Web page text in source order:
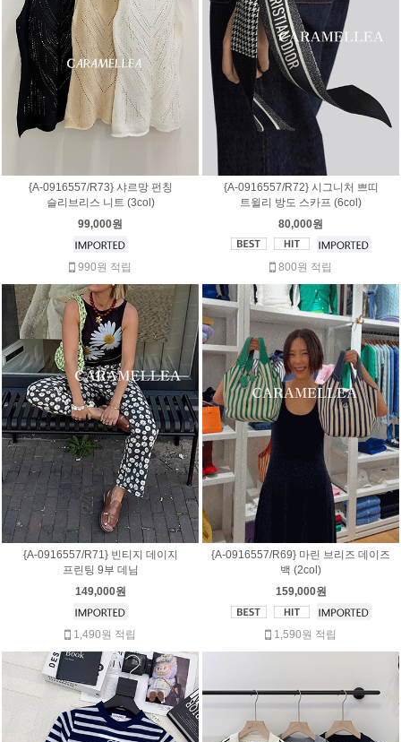
{A-0916557/R73} 샤르망 펀칭
슬리브리스 니트 (3col)
99,000원
990원 적립
{A-0916557/R72} 시그니처 쁘띠
트윌리 방도 스카프 (6col)
80,000원
800원 적립
{A-0916557/R71} 빈티지 데이지
프린팅 9부 데님
149,000원
1,490원 적립
{A-0916557/R69} 마린 브리즈 데이즈
백 (2col)
159,000원
1,590원 적립